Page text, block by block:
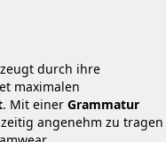
durch ihre
maximalen
. Mit einer Grammatur
angenehm zu tragen